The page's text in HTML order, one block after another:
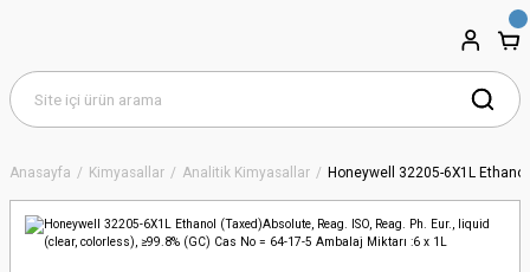
Anasayfa Kimyasallar Analitik Kimyasallar Honeywell 32205-6X1L